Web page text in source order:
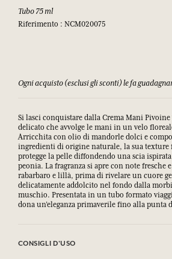
Tubo 75 ml
Riferimento : NCM020075
Ogni acquisto (esclusi gli sconti) le fa
Si lasci conquistare dalla Crema Mani
delicato che avvolge le mani in un velo
Arricchita con olio di mandorle dolci e
ingredienti di origine naturale, la sua texture
protegge la pelle diffondendo una scia
peonia. La fragranza si apre con note fresche
rabarbaro e lillà, prima di rivelare un cuore
delicatamente addolcito nel fondo dalla
muschio. Presentata in un tubo formato
dona un’eleganza primaverile fino alla punta
CONSIGLI D'USO